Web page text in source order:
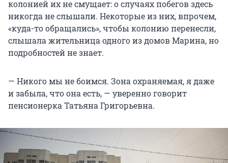
колонией их не смущает: о случаях побегов здесь
никогда не слышали. Некоторые из них, впрочем,
«куда-то обращались», чтобы колонию перенесли,
слышала жительница одного из домов Марина, но
подробностей не знает.
— Никого мы не боимся. Зона охраняемая, я даже
и забыла, что она есть, — уверенно говорит
пенсионерка Татьяна Григорьевна.